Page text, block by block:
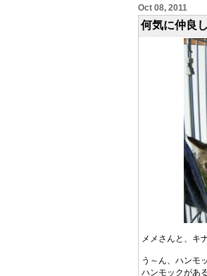
Oct 08, 2011
何気に仲良
メメさんと、キ
う～ん、ハンモ
ハンモックがあ